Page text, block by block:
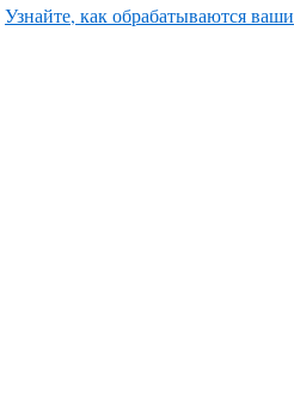
Узнайте, как обрабатываются ваши